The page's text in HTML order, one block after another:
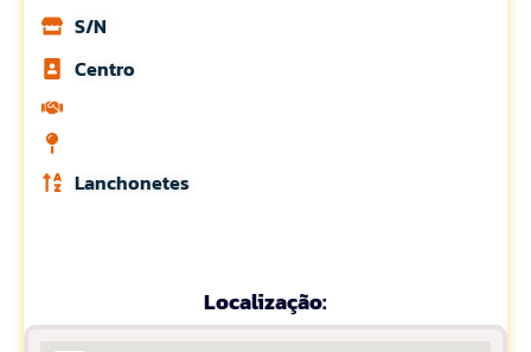
S/N
Centro
Lanchonetes
Localização: